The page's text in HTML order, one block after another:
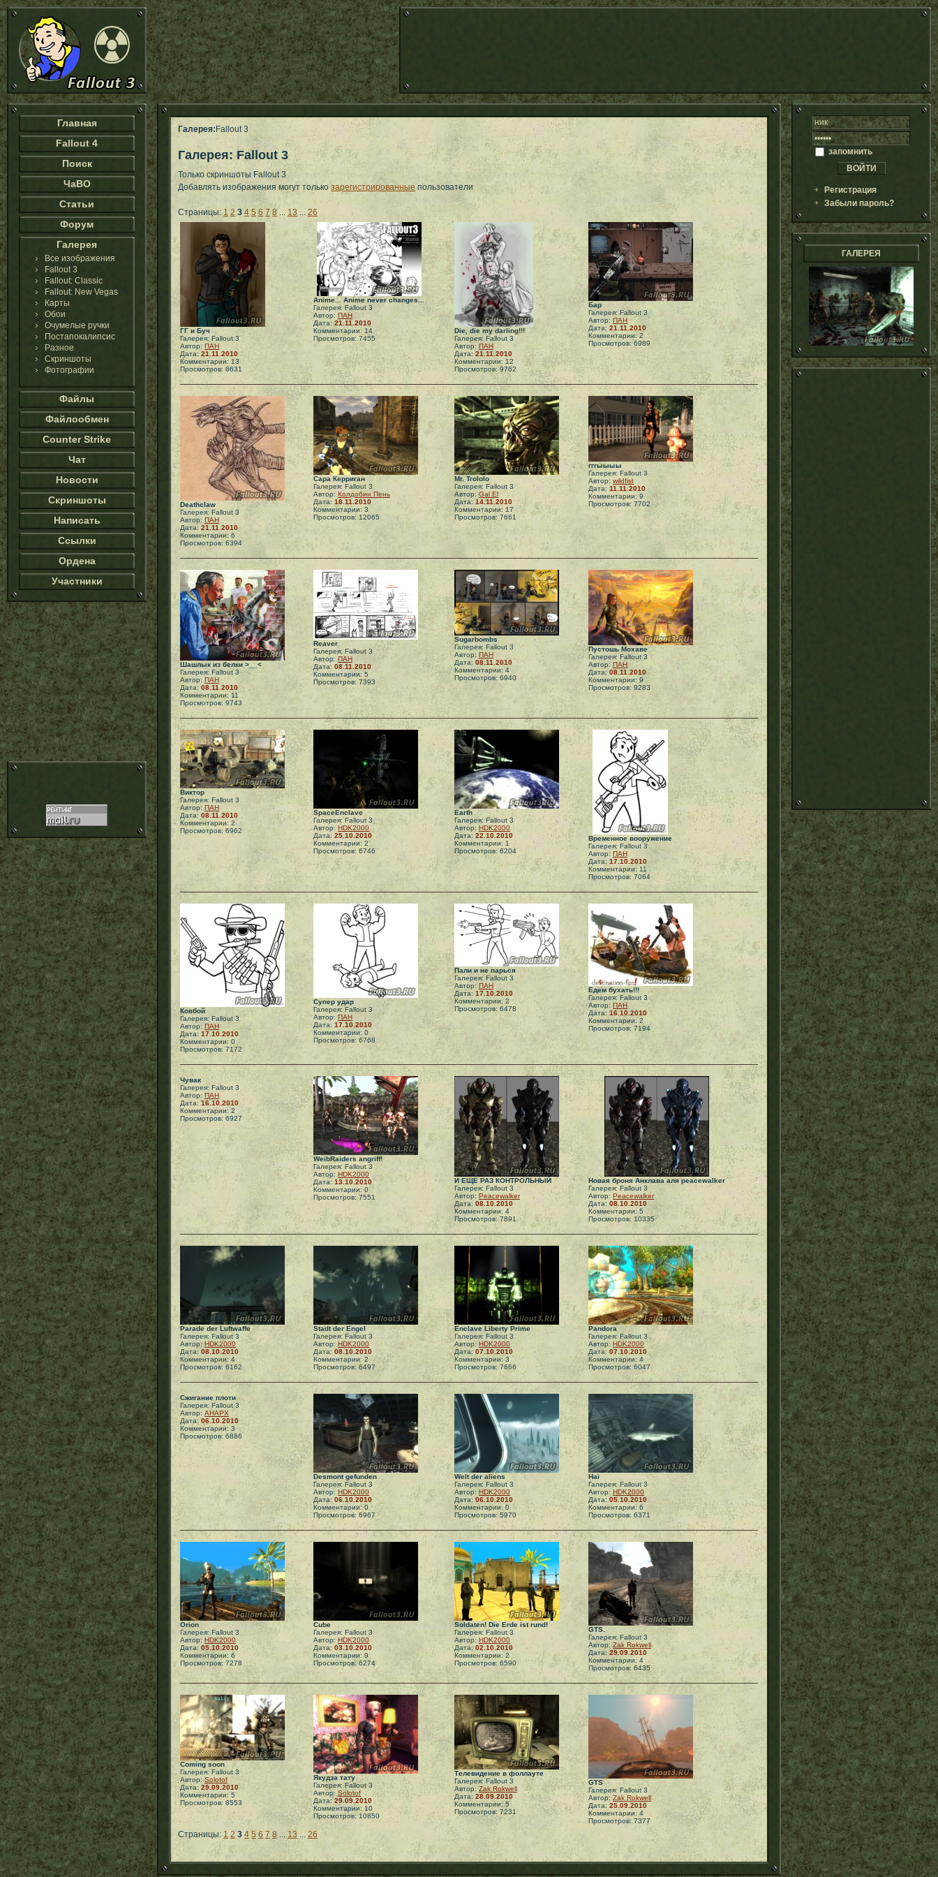
Главная
Fallout 4
Поиск
ЧаВО
Статьи
Форум
Галерея
Все изображения
Fallout 3
Fallout: Classic
Fallout: New Vegas
Карты
Обои
Очумелые ручки
Постапокалипсис
Разное
Скриншоты
Фотографии
Файлы
Файлообмен
Counter Strike
Чат
Новости
Скриншоты
Написать
Ссылки
Ордена
Участники
Галерея: Fallout 3
Галерея: Fallout 3
Только скриншоты Fallout 3
Добавлять изображения могут только зарегистрированные пользователи
Страницы: 1 2 3 4 5 6 7 8 ... 13 ... 26
ГГ и Буч
Галерея: Fallout 3
Автор: ПАН
Дата: 21.11.2010
Комментарии: 13
Просмотров: 8631
Anime... Anime never changes...
Галерея: Fallout 3
Автор: ПАН
Дата: 21.11.2010
Комментарии: 14
Просмотров: 7455
Die, die my darling!!!
Галерея: Fallout 3
Автор: ПАН
Дата: 21.11.2010
Комментарии: 12
Просмотров: 9762
Бар
Галерея: Fallout 3
Автор: ПАН
Дата: 21.11.2010
Комментарии: 2
Просмотров: 6989
Deathclaw
Галерея: Fallout 3
Автор: ПАН
Дата: 21.11.2010
Комментарии: 6
Просмотров: 6394
Сара Керриган
Галерея: Fallout 3
Автор: Колдобин Пень
Дата: 18.11.2010
Комментарии: 3
Просмотров: 12065
Mr. Trololo
Галерея: Fallout 3
Автор: Gal El
Дата: 14.11.2010
Комментарии: 17
Просмотров: 7661
гггыыыы
Галерея: Fallout 3
Автор: wildfist
Дата: 11.11.2010
Комментарии: 9
Просмотров: 7702
Шашлык из белки >__<
Галерея: Fallout 3
Автор: ПАН
Дата: 08.11.2010
Комментарии: 11
Просмотров: 9743
Reaver
Галерея: Fallout 3
Автор: ПАН
Дата: 08.11.2010
Комментарии: 5
Просмотров: 7393
Sugarbombs
Галерея: Fallout 3
Автор: ПАН
Дата: 08.11.2010
Комментарии: 4
Просмотров: 6940
Пустошь Мохаве
Галерея: Fallout 3
Автор: ПАН
Дата: 08.11.2010
Комментарии: 9
Просмотров: 9283
Виктор
Галерея: Fallout 3
Автор: ПАН
Дата: 08.11.2010
Комментарии: 2
Просмотров: 6962
SpaceEnclave
Галерея: Fallout 3
Автор: HDK2000
Дата: 25.10.2010
Комментарии: 2
Просмотров: 6746
Earth
Галерея: Fallout 3
Автор: HDK2000
Дата: 22.10.2010
Комментарии: 1
Просмотров: 6204
Временное вооружение
Галерея: Fallout 3
Автор: ПАН
Дата: 17.10.2010
Комментарии: 11
Просмотров: 7064
Ковбой
Галерея: Fallout 3
Автор: ПАН
Дата: 17.10.2010
Комментарии: 0
Просмотров: 7172
Супер удар
Галерея: Fallout 3
Автор: ПАН
Дата: 17.10.2010
Комментарии: 0
Просмотров: 6768
Пали и не парься
Галерея: Fallout 3
Автор: ПАН
Дата: 17.10.2010
Комментарии: 2
Просмотров: 6478
Едем бухать!!!
Галерея: Fallout 3
Автор: ПАН
Дата: 16.10.2010
Комментарии: 2
Просмотров: 7194
Чувак
Галерея: Fallout 3
Автор: ПАН
Дата: 16.10.2010
Комментарии: 2
Просмотров: 6927
WeibRaiders angriff!
Галерея: Fallout 3
Автор: HDK2000
Дата: 13.10.2010
Комментарии: 0
Просмотров: 7551
И ЕЩЕ РАЗ КОНТРОЛЬНЫЙ
Галерея: Fallout 3
Автор: Peacewalker
Дата: 08.10.2010
Комментарии: 4
Просмотров: 7891
Новая броня Анклава аля peacewalker
Галерея: Fallout 3
Автор: Peacewalker
Дата: 08.10.2010
Комментарии: 5
Просмотров: 10335
Parade der Luftwaffe
Галерея: Fallout 3
Автор: HDK2000
Дата: 08.10.2010
Комментарии: 4
Просмотров: 6162
Stadt der Engel
Галерея: Fallout 3
Автор: HDK2000
Дата: 08.10.2010
Комментарии: 2
Просмотров: 6497
Enclave Liberty Prime
Галерея: Fallout 3
Автор: HDK2000
Дата: 07.10.2010
Комментарии: 3
Просмотров: 7666
Pandora
Галерея: Fallout 3
Автор: HDK2000
Дата: 07.10.2010
Комментарии: 4
Просмотров: 6047
Сжигание плоти
Галерея: Fallout 3
Автор: АНАРХ
Дата: 06.10.2010
Комментарии: 3
Просмотров: 6886
Desmont gefunden
Галерея: Fallout 3
Автор: HDK2000
Дата: 06.10.2010
Комментарии: 0
Просмотров: 6967
Welt der aliens
Галерея: Fallout 3
Автор: HDK2000
Дата: 06.10.2010
Комментарии: 0
Просмотров: 5970
Hai
Галерея: Fallout 3
Автор: HDK2000
Дата: 05.10.2010
Комментарии: 6
Просмотров: 6371
Orion
Галерея: Fallout 3
Автор: HDK2000
Дата: 05.10.2010
Комментарии: 6
Просмотров: 7278
Cube
Галерея: Fallout 3
Автор: HDK2000
Дата: 03.10.2010
Комментарии: 9
Просмотров: 6274
Soldaten! Die Erde ist rund!
Галерея: Fallout 3
Автор: HDK2000
Дата: 02.10.2010
Комментарии: 2
Просмотров: 6590
GTS.
Галерея: Fallout 3
Автор: Zak Rokwell
Дата: 29.09.2010
Комментарии: 4
Просмотров: 6435
Coming soon
Галерея: Fallout 3
Автор:Solotof
Дата: 29.09.2010
Комментарии: 5
Просмотров: 8553
Якудза тату
Галерея: Fallout 3
Автор: Solotof
Дата:29.09.2010
Комментарии: 10
Просмотров: 10850
Телевидение в фоллауте
Галерея: Fallout 3
Автор: Zak Rokwell
Дата: 28.09.2010
Комментарии: 5
Просмотров: 7231
GTS
Галерея: Fallout 3
Автор: Zak Rokwell
Дата: 25.09.2010
Комментарии: 4
Просмотров: 7377
Страницы: 1 2 3 4 5 6 7 8 ... 13 ... 26
запомнить
Регистрация
Забыли пароль?
ГАЛЕРЕЯ